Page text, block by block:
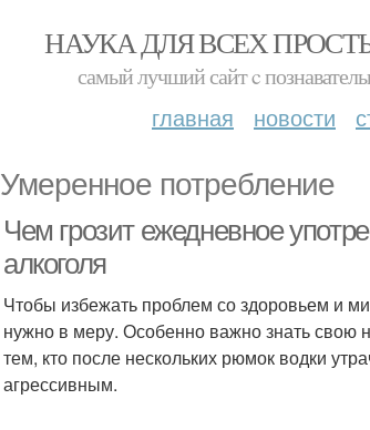
НАУКА ДЛЯ ВСЕХ
самый лучший сайт c
главная новости
Умеренное потребление
Чем грозит ежедневное
алкоголя
Чтобы избежать проблем со здоровьем и
нужно в меру. Особенно важно знать
тем, кто после нескольких рюмок водки
агрессивным.